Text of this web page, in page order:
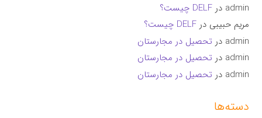
admin درDELF چیست؟
مریم حبیبی درDELF چیست؟
admin در تحصیل در مجارستان
admin در تحصیل در مجارستان
admin در تحصیل در مجارستان
دسته‌ها